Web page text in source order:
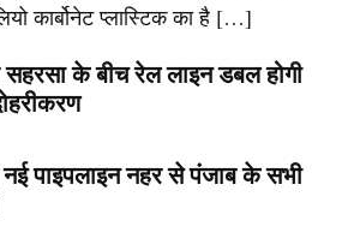
कार्बोनेट प्लास्टिक का है […]
सहरसा के बीच रेल लाइन डबल होगी
पाइपलाइन नहर से पंजाब के सभी